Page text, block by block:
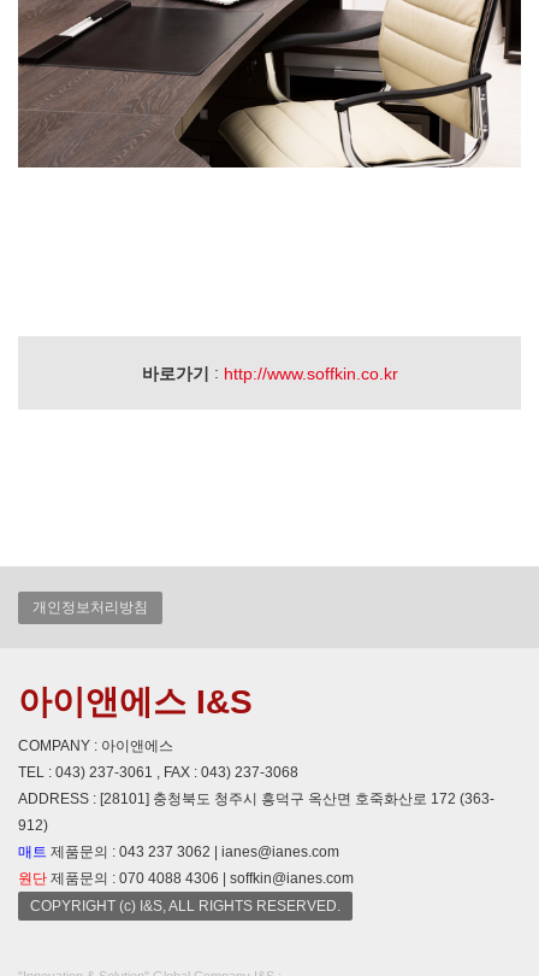
바로가기 : http://www.soffkin.co.kr
개인정보처리방침
아이앤에스 I&S
COMPANY : 아이앤에스
TEL : 043) 237-3061 , FAX : 043) 237-3068
ADDRESS : [28101] 충청북도 청주시 흥덕구 옥산면 호죽화산로 172 (363-
912)
매트 제품문의 : 043 237 3062 | ianes@ianes.com
원단 제품문의 : 070 4088 4306 | soffkin@ianes.com
COPYRIGHT (c) I&S, ALL RIGHTS RESERVED.